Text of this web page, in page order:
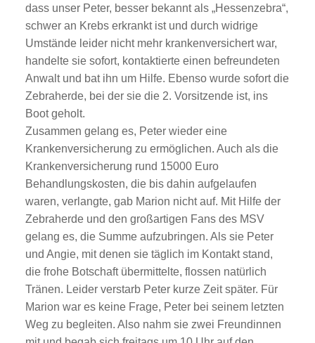
dass unser Peter, besser bekannt als „Hessenzebra“,
schwer an Krebs erkrankt ist und durch widrige
Umstände leider nicht mehr krankenversichert war,
handelte sie sofort, kontaktierte einen befreundeten
Anwalt und bat ihn um Hilfe. Ebenso wurde sofort die
Zebraherde, bei der sie die 2. Vorsitzende ist, ins
Boot geholt.
Zusammen gelang es, Peter wieder eine
Krankenversicherung zu ermöglichen. Auch als die
Krankenversicherung rund 15000 Euro
Behandlungskosten, die bis dahin aufgelaufen
waren, verlangte, gab Marion nicht auf. Mit Hilfe der
Zebraherde und den großartigen Fans des MSV
gelang es, die Summe aufzubringen. Als sie Peter
und Angie, mit denen sie täglich im Kontakt stand,
die frohe Botschaft übermittelte, flossen natürlich
Tränen. Leider verstarb Peter kurze Zeit später. Für
Marion war es keine Frage, Peter bei seinem letzten
Weg zu begleiten. Also nahm sie zwei Freundinnen